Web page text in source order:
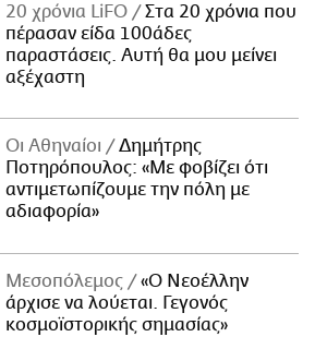
20 χρόνια LiFO
Στα 20 χρόνια που
πέρασαν είδα 100άδες
παραστάσεις. Αυτή θα μου μείνει
αξέχαστη
Οι Αθηναίοι
Δημήτρης
Ποτηρόπουλος: «Με φοβίζει ότι
αντιμετωπίζουμε την πόλη με
αδιαφορία»
Μεσοπόλεμος
«Ο Νεοέλλην
άρχισε να λούεται. Γεγονός
κοσμοϊστορικής σημασίας»